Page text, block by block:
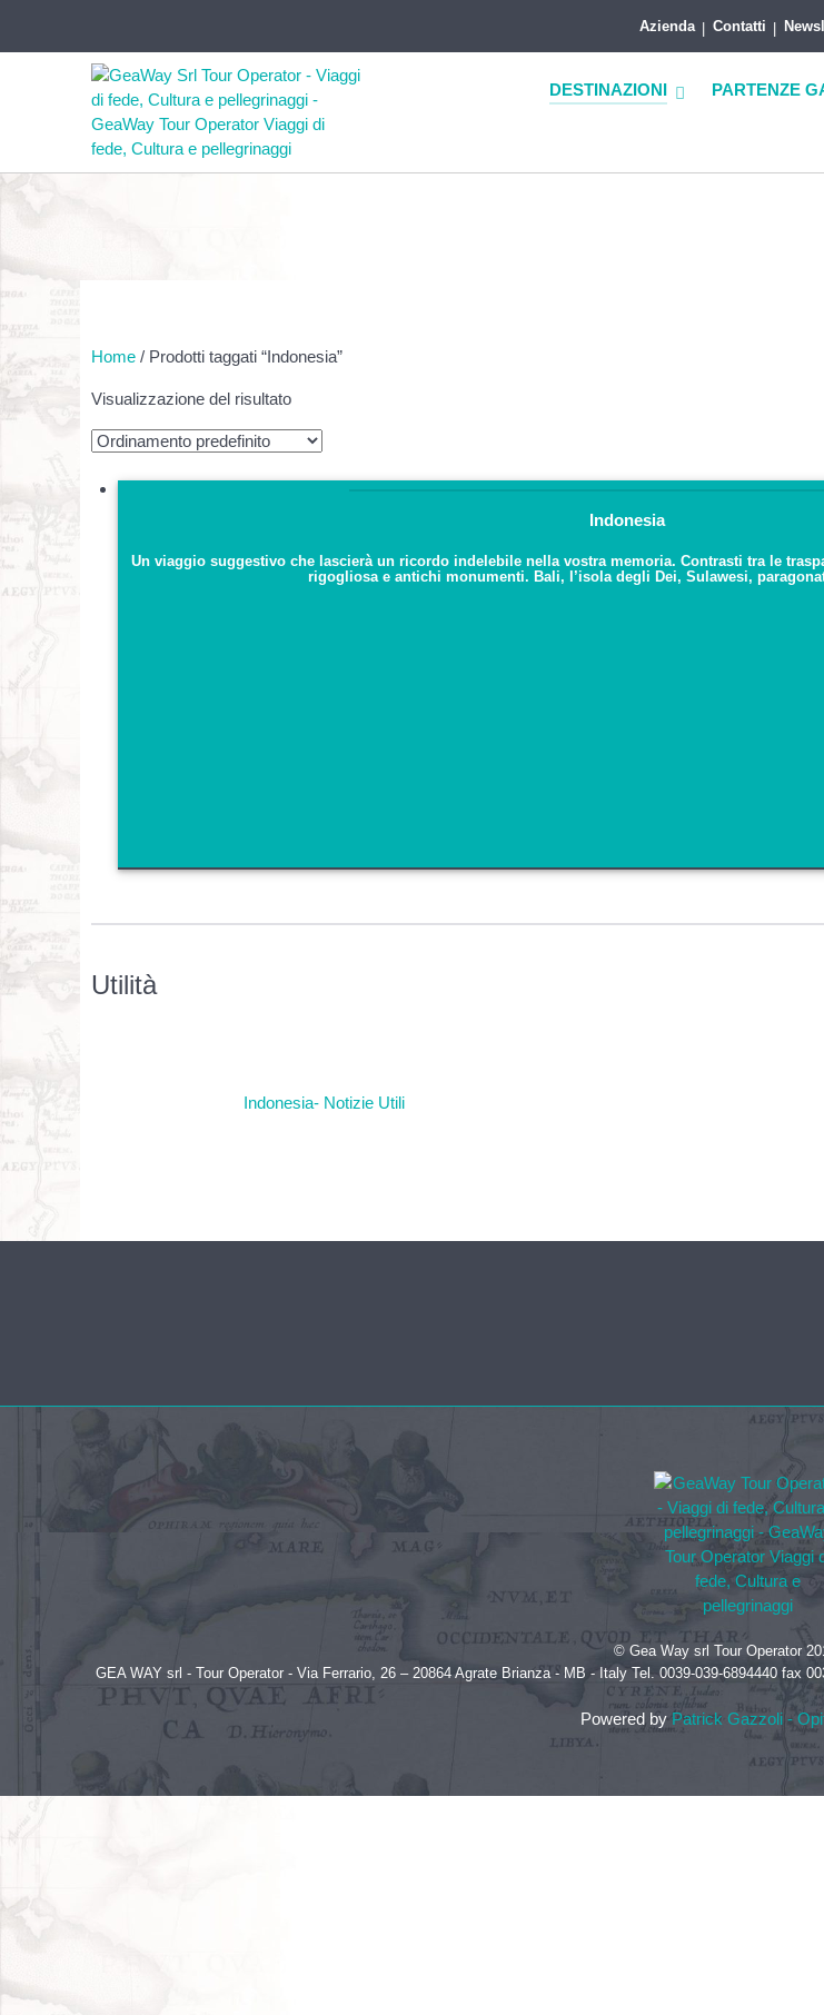
Azienda Contatti
DESTINAZIONI PARTENZE
Home / Prodotti taggati “Indonesia”
Visualizzazione del risultato
Indonesia
Un viaggio suggestivo che lascierà un ricordo indelebile nella vostra memoria. Contrasti tra le
rigogliosa e antichi monumenti. Bali, l’isola degli Dei, Sulawesi,
Utilità
Indonesia- Notizie Utili
© Gea Way srl Tour Operator
GEA WAY srl - Tour Operator - Via Ferrario, 26 – 20864 Agrate Brianza - MB - Italy Tel. 0039-039-6894440 fax
Powered by Patrick Gazzoli -